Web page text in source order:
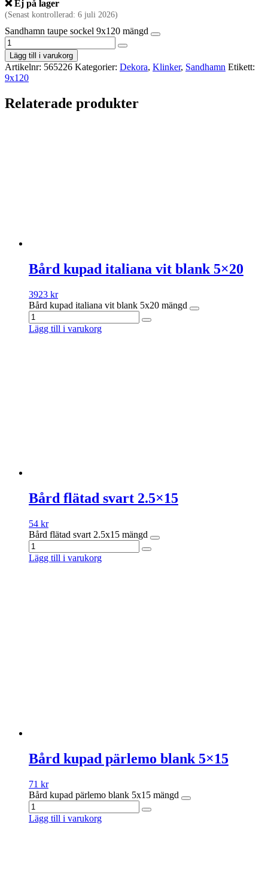
❌ Ej på lager
(Senast kontrollerad: 6 juli 2026)
Sandhamn taupe sockel 9x120 mängd
Lägg till i varukorg
Artikelnr: 565226 Kategorier: Dekora, Klinker, Sandhamn Etikett:
9x120
Relaterade produkter
Bård kupad italiana vit blank 5×20
3923 kr
Bård kupad italiana vit blank 5x20 mängd
Lägg till i varukorg
Bård flätad svart 2.5×15
54 kr
Bård flätad svart 2.5x15 mängd
Lägg till i varukorg
Bård kupad pärlemo blank 5×15
71 kr
Bård kupad pärlemo blank 5x15 mängd
Lägg till i varukorg